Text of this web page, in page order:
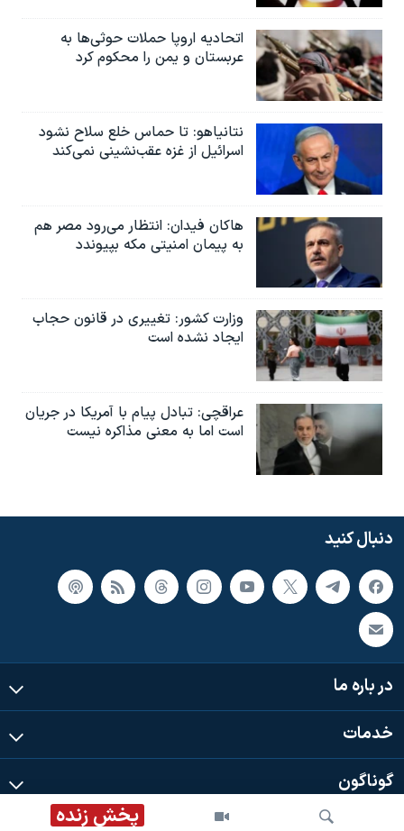
پخش زنده
اتحادیه اروپا حملات حوثی‌ها به
عربستان و یمن را محکوم کرد
نتانیاهو: تا حماس خلع سلاح نشود
اسرائیل از غزه عقب‌نشینی نمی‌کند
هاکان فیدان: انتظار می‌رود مصر هم
به پیمان امنیتی مکه بپیوندد
وزارت کشور: تغییری در قانون حجاب
ایجاد نشده است
عراقچی: تبادل پیام با آمریکا در جریان
است اما به معنی مذاکره نیست
دنبال کنید
در باره ما
خدمات
گوناگون